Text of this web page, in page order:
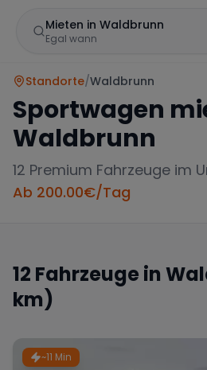
Mieten in Waldbrunn
Egal wann
Standorte/Waldbrunn
Sportwagen
Waldbrunn
12 Premium Fahrzeuge im
Ab 200.00€/Tag
12 Fahrzeuge in
km)
~11 Min